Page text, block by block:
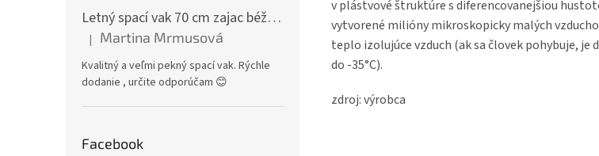
Letný spací vak 70 cm zajac béžový zips na boku
Hodnotenie produktu je 5 z 5 hviezdičiek.
| Martina Mrmusová
Kvalitný a veľmi pekný spací vak. Rýchle
dodanie , určite odporúčam 😊
Facebook
v plástvové štruktúre s diferencovanejšiou
vytvorené milióny mikroskopicky malých
teplo izolujúce vzduch (ak sa človek pohybuje,
do -35°C).
zdroj: výrobca